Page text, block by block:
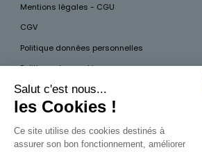
Mentions légales - CGU
CGV
Politique données personnelles
Politique des cookies
Accessibilité
Pour votre santé, mangez au moins cinq fruits
d’infos sur